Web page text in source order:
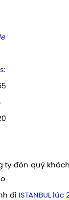
0200
ty đón quý
đi ISTANBUL lúc